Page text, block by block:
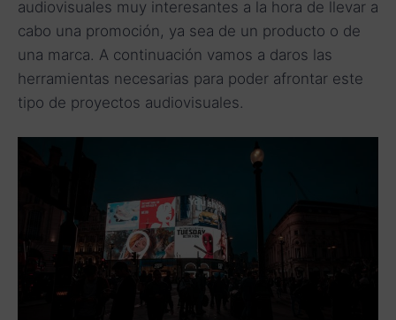
audiovisuales muy interesantes a la hora de llevar a
cabo una promoción, ya sea de un producto o de
una marca. A continuación vamos a daros las
herramientas necesarias para poder afrontar este
tipo de proyectos audiovisuales.